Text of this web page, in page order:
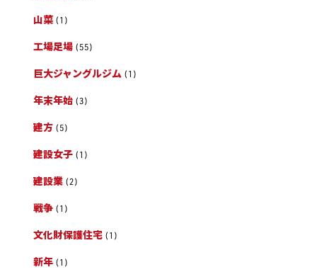
山菜 (1)
工場足場 (55)
巨大ジャングルジム (1)
年末年始 (3)
建方 (5)
建設女子 (1)
建設業 (2)
戦争 (1)
文化財保護住宅 (1)
新年 (1)